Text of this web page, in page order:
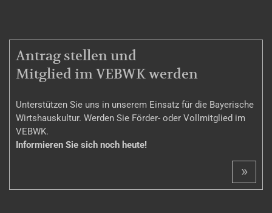
MITGLIEDSCHAFT
Antrag stellen und
Mitglied im VEBWK werden
Unterstützen Sie uns in unserem Einsatz für die Bayerische
Wirtshauskultur. Werden Sie Förder- oder Vollmitglied im
VEBWK.
Informieren Sie sich noch heute!
»